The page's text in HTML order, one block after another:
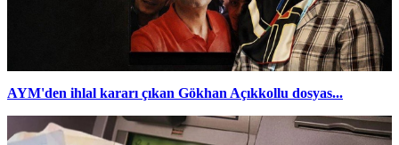
AYM'den ihlal kararı çıkan Gökhan Açıkkollu dosyas...